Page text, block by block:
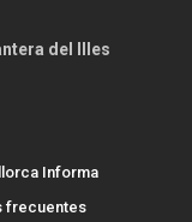
del Illes
Informa
frecuentes